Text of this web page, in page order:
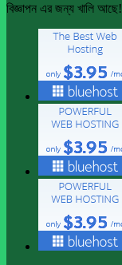
বিজ্ঞাপন এর জন্য খালি আছে!